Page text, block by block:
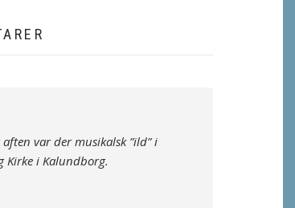
aften var der musikalsk ”ild” i
Kirke i Kalundborg.